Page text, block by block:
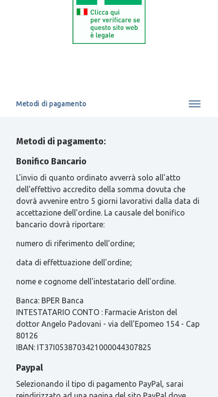
Metodi di pagamento
Metodi di pagamento:
Bonifico Bancario
L'invio di quanto ordinato avverrà solo all'atto
dell'effettivo accredito della somma dovuta che
dovrà avvenire entro 5 giorni lavorativi dalla data di
accettazione dell'ordine. La causale del bonifico
bancario dovrà riportare:
numero di riferimento dell'ordine;
data di effettuazione dell'ordine;
nome e cognome dell'intestatario dell'ordine.
Banca: BPER Banca
INTESTATARIO CONTO : Farmacie Ariston del
dottor Angelo Padovani - via dell'Epomeo 154 - Cap
80126
IBAN: IT37I0538703421000044307825
Paypal
Selezionando il tipo di pagamento PayPal, sarai